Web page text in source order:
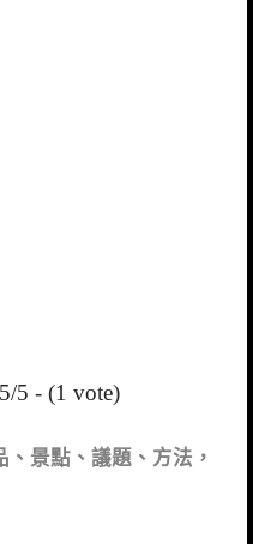
5/5 - (1 vote)
景點、議題、方法，